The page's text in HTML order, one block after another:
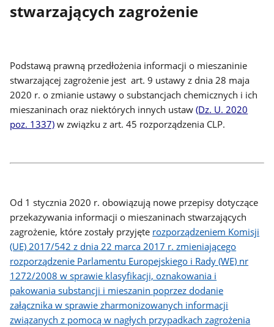
stwarzających zagrożenie
Podstawą prawną przedłożenia informacji o mieszaninie
stwarzającej zagrożenie jest art. 9 ustawy z dnia 28 maja
2020 r. o zmianie ustawy o substancjach chemicznych i ich
mieszaninach oraz niektórych innych ustaw(Dz. U. 2020
poz. 1337) w związku z art. 45 rozporządzenia CLP.
Od 1 stycznia 2020 r. obowiązują nowe przepisy dotyczące
przekazywania informacji o mieszaninach stwarzających
zagrożenie, które zostały przyjęte rozporządzeniem Komisji
(UE) 2017/542 z dnia 22 marca 2017 r. zmieniającego
rozporządzenie Parlamentu Europejskiego i Rady (WE) nr
1272/2008 w sprawie klasyfikacji, oznakowania i
pakowania substancji i mieszanin poprzez dodanie
załącznika w sprawie zharmonizowanych informacji
związanych z pomocą w nagłych przypadkach zagrożenia